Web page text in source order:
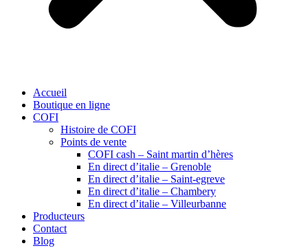
Accueil
Boutique en ligne
COFI
Histoire de COFI
Points de vente
COFI cash – Saint martin d’hères
En direct d’italie – Grenoble
En direct d’italie – Saint-egreve
En direct d’italie – Chambery
En direct d’italie – Villeurbanne
Producteurs
Contact
Blog